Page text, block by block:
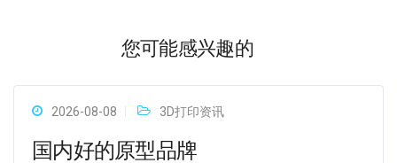
您可能感兴趣的
2026-08-08 3D打印资讯
国内好的原型品牌